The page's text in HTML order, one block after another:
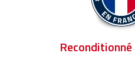
Reconditionné